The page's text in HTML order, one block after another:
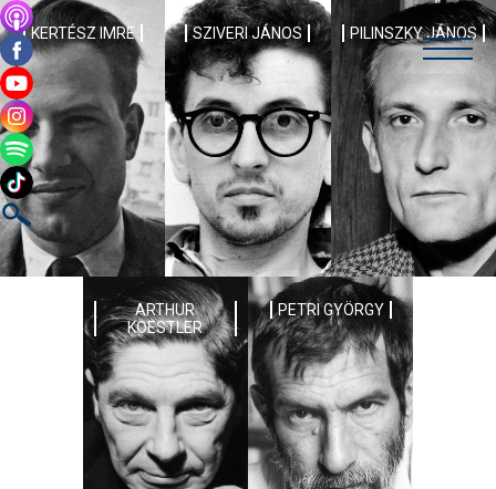
KERTÉSZ IMRE SZIVERI JÁNOS PILINSZKY JÁNOS
ARTHUR
KOESTLER
PETRI GYÖRGY